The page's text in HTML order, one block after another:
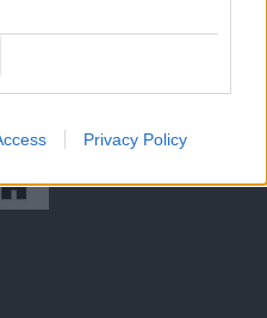
Privacy Policy